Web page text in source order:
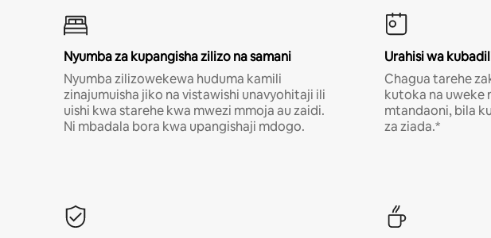
Nyumba za kupangisha zilizo na samani
Nyumba zilizowekewa huduma kamili
zinajumuisha jiko na vistawishi unavyohitaji ili
uishi kwa starehe kwa mwezi mmoja au zaidi.
Ni mbadala bora kwa upangishaji mdogo.
Urahisi wa
Chagua tarehe
kutoka na uweke
mtandaoni, bila
za ziada.*